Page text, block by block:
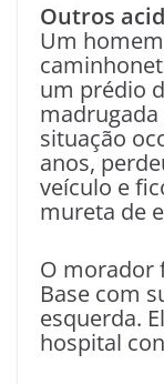
Outros
Um
um prédio
situação
anos,
veículo e
mureta de
O morador
Base com
esquerda.
hospital